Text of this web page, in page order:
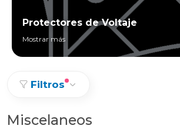
Protectores de Voltaje
Mostrar más
Filtros
Miscelaneos